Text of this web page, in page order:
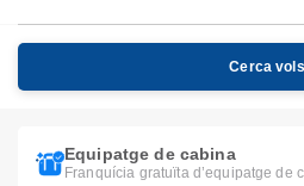
Cerca vols
Equipatge de cabina
Franquícia gratuïta d’equipatge de